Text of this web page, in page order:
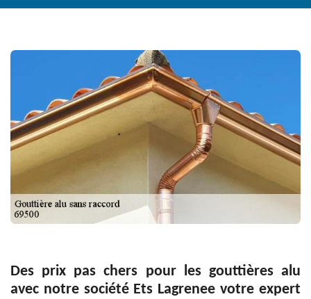
Des prix pas chers pour les gouttières alu
avec notre société Ets Lagrenee votre expert